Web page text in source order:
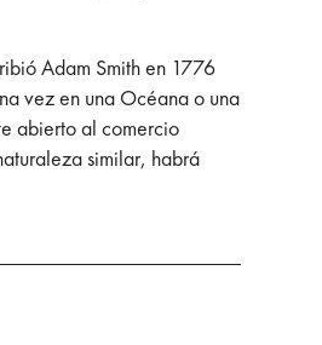
Adam Smith en 1776
vez en una Océana o una
abierto al comercio
similar, habrá